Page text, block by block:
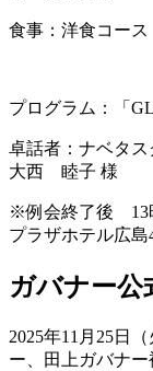
食事：洋食コース
プログラム：「
卓話者：ナベタ
大西 睦子 様
※例会終了後 13
プラザホテル広島
ガバナー公
2025年11月25日
ー、田上ガバナ